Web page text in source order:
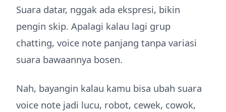
Suara datar, nggak ada ekspresi, bikin
pengin skip. Apalagi kalau lagi grup
chatting, voice note panjang tanpa variasi
suara bawaannya bosen.
Nah, bayangin kalau kamu bisa ubah suara
voice note jadi lucu, robot, cewek, cowok,